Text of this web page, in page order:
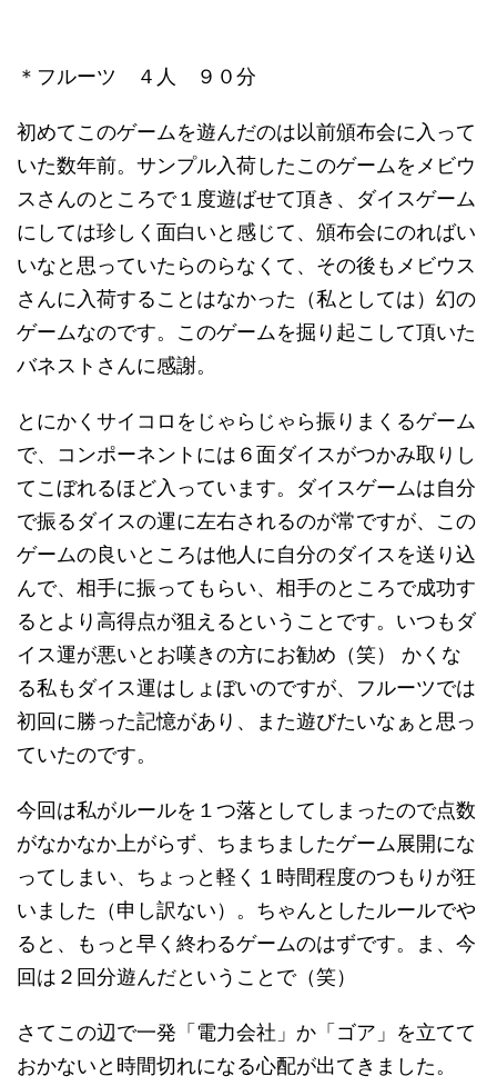
＊フルーツ ４人 ９０分
初めてこのゲームを遊んだのは以前頒布会に入って
いた数年前。サンプル入荷したこのゲームをメビウ
スさんのところで１度遊ばせて頂き、ダイスゲーム
にしては珍しく面白いと感じて、頒布会にのればい
いなと思っていたらのらなくて、その後もメビウス
さんに入荷することはなかった（私としては）幻の
ゲームなのです。このゲームを掘り起こして頂いた
バネストさんに感謝。
とにかくサイコロをじゃらじゃら振りまくるゲーム
で、コンポーネントには６面ダイスがつかみ取りし
てこぼれるほど入っています。ダイスゲームは自分
で振るダイスの運に左右されるのが常ですが、この
ゲームの良いところは他人に自分のダイスを送り込
んで、相手に振ってもらい、相手のところで成功す
るとより高得点が狙えるということです。いつもダ
イス運が悪いとお嘆きの方にお勧め（笑） かくな
る私もダイス運はしょぼいのですが、フルーツでは
初回に勝った記憶があり、また遊びたいなぁと思っ
ていたのです。
今回は私がルールを１つ落としてしまったので点数
がなかなか上がらず、ちまちましたゲーム展開にな
ってしまい、ちょっと軽く１時間程度のつもりが狂
いました（申し訳ない）。ちゃんとしたルールでや
ると、もっと早く終わるゲームのはずです。ま、今
回は２回分遊んだということで（笑）
さてこの辺で一発「電力会社」か「ゴア」を立てて
おかないと時間切れになる心配が出てきました。